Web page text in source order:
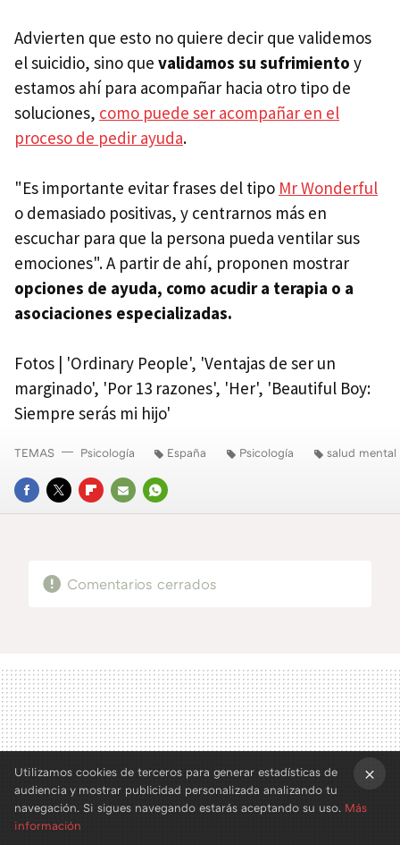
Advierten que esto no quiere decir que validemos
el suicidio, sino que validamos su sufrimiento y
estamos ahí para acompañar hacia otro tipo de
soluciones, como puede ser acompañar en el
proceso de pedir ayuda.
"Es importante evitar frases del tipo Mr Wonderful
o demasiado positivas, y centrarnos más en
escuchar para que la persona pueda ventilar sus
emociones". A partir de ahí, proponen mostrar
opciones de ayuda, como acudir a terapia o a
asociaciones especializadas.
Fotos | 'Ordinary People', 'Ventajas de ser un
marginado', 'Por 13 razones', 'Her', 'Beautiful Boy:
Siempre serás mi hijo'
FACEBOOK
TWITTERFLIPBOARD
E-
WHATSAPP
TEMAS Psicología España Psicología salud mental
Comentarios cerrados
Utilizamos cookies de terceros para generar estadísticas de
audiencia y mostrar publicidad personalizada analizando tu
navegación. Si sigues navegando estarás aceptando su uso. Más
información